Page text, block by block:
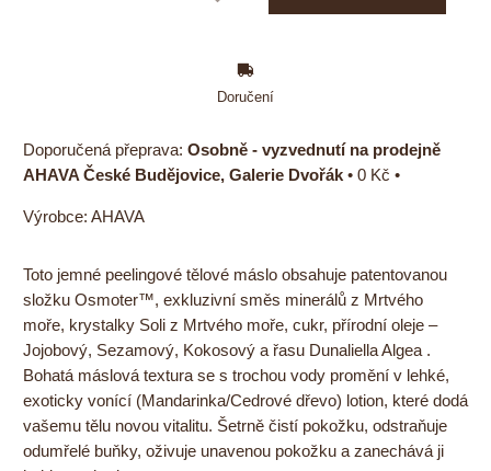
Doručení
Osobně - vyzvednutí na prodejně
AHAVA České Budějovice, Galerie Dvořák • 0 Kč •
Výrobce: AHAVA
Toto jemné peelingové tělové máslo obsahuje patentovanou
složku Osmoter™, exkluzivní směs minerálů z Mrtvého
moře, krystalky Soli z Mrtvého moře, cukr, přírodní oleje –
Jojobový, Sezamový, Kokosový a řasu Dunaliella Algea .
Bohatá máslová textura se s trochou vody promění v lehké,
exoticky vonící (Mandarinka/Cedrové dřevo) lotion, které dodá
vašemu tělu novou vitalitu. Šetrně čistí pokožku, odstraňuje
odumřelé buňky, oživuje unavenou pokožku a zanechává ji